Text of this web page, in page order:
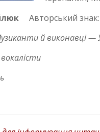
Авторський знак:
й виконавці —
вокалісти